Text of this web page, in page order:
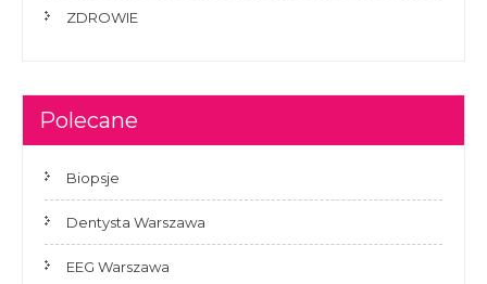
ZDROWIE
Polecane
Biopsje
Dentysta Warszawa
EEG Warszawa